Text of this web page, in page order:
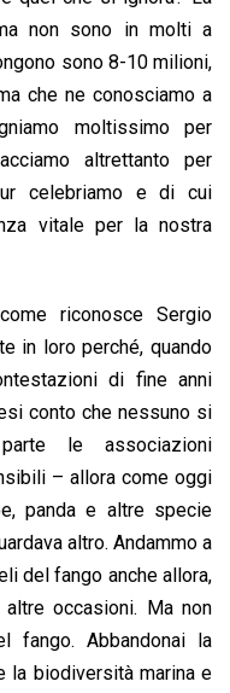
non sono in molti a
sono 8-10 milioni,
che ne conosciamo a
moltissimo per
altrettanto per
celebriamo e di cui
vitale per la nostra
riconosce Sergio
in loro perché, quando
di fine anni
conto che nessuno si
le associazioni
– allora come oggi
panda e altre specie
altro. Andammo a
del fango anche allora,
occasioni. Ma non
fango. Abbandonai la
la biodiversità marina e